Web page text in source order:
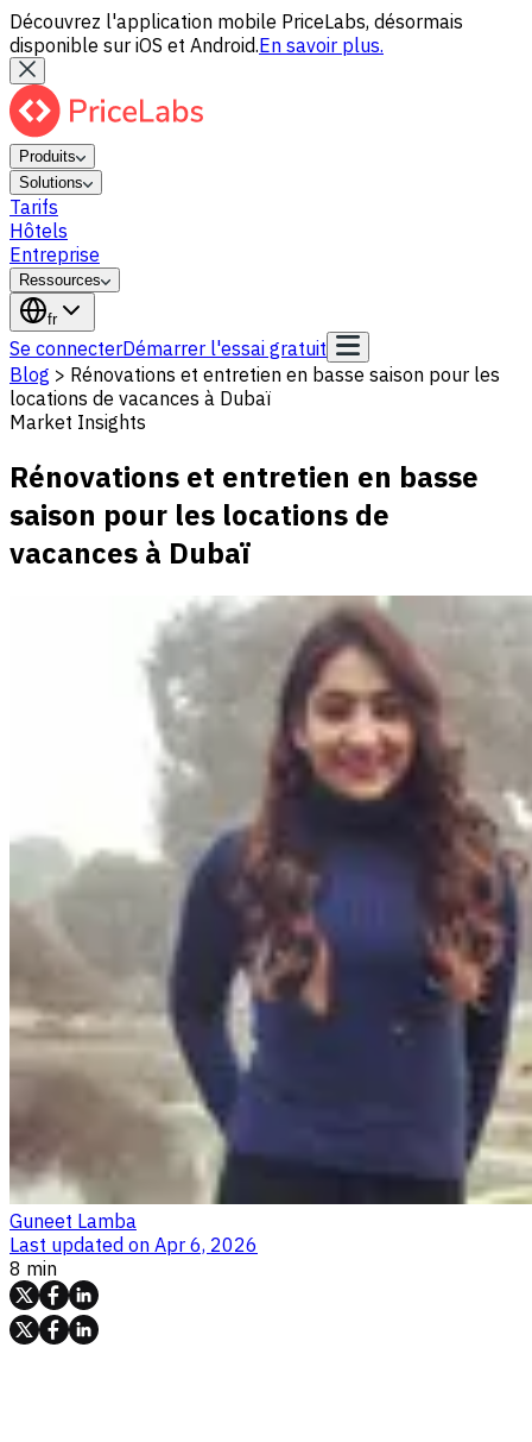
Découvrez l'application mobile PriceLabs, désormais
disponible sur iOS et Android.En savoir plus.
Produits
Solutions
Tarifs
Hôtels
Entreprise
Ressources
fr
Se connecterDémarrer l'essai gratuit
Blog > Rénovations et entretien en basse saison pour les
locations de vacances à Dubaï
Market Insights
Rénovations et entretien en basse
saison pour les locations de
vacances à Dubaï
Guneet Lamba
Last updated on Apr 6, 2026
8 min